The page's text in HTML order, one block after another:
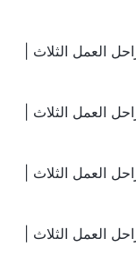
العمل الثلاث |
العمل الثلاث |
العمل الثلاث |
العمل الثلاث |